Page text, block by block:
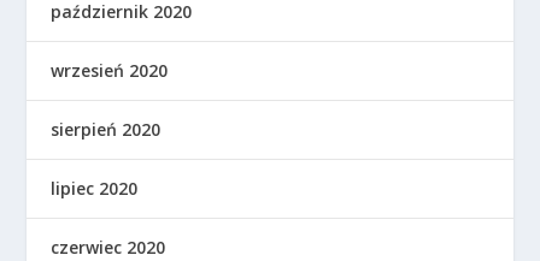
październik 2020
wrzesień 2020
sierpień 2020
lipiec 2020
czerwiec 2020